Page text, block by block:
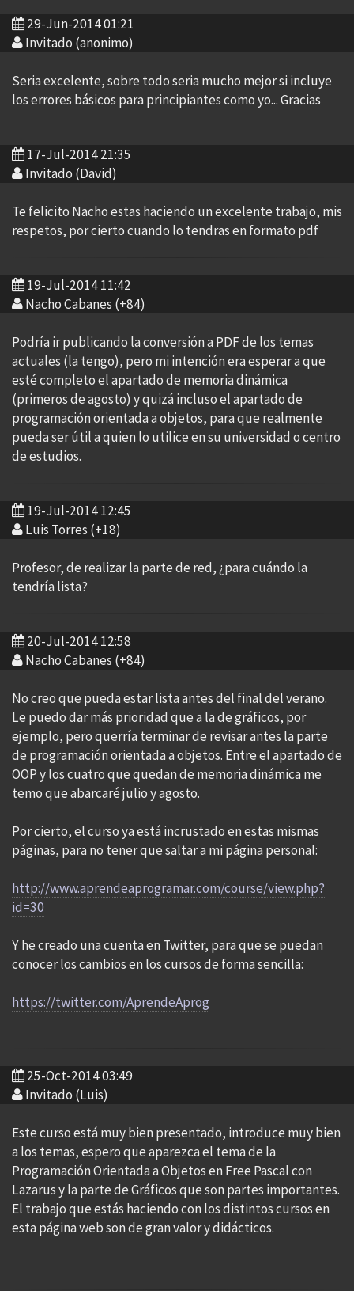
29-Jun-2014 01:21
Invitado (anonimo)
Seria excelente, sobre todo seria mucho mejor si incluye
los errores básicos para principiantes como yo... Gracias
17-Jul-2014 21:35
Invitado (David)
Te felicito Nacho estas haciendo un excelente trabajo, mis
respetos, por cierto cuando lo tendras en formato pdf
19-Jul-2014 11:42
Nacho Cabanes (+84)
Podría ir publicando la conversión a PDF de los temas
actuales (la tengo), pero mi intención era esperar a que
esté completo el apartado de memoria dinámica
(primeros de agosto) y quizá incluso el apartado de
programación orientada a objetos, para que realmente
pueda ser útil a quien lo utilice en su universidad o centro
de estudios.
19-Jul-2014 12:45
Luis Torres (+18)
Profesor, de realizar la parte de red, ¿para cuándo la
tendría lista?
20-Jul-2014 12:58
Nacho Cabanes (+84)
No creo que pueda estar lista antes del final del verano.
Le puedo dar más prioridad que a la de gráficos, por
ejemplo, pero querría terminar de revisar antes la parte
de programación orientada a objetos. Entre el apartado de
OOP y los cuatro que quedan de memoria dinámica me
temo que abarcaré julio y agosto.
Por cierto, el curso ya está incrustado en estas mismas
páginas, para no tener que saltar a mi página personal:
http://www.aprendeaprogramar.com/course/view.php?
id=30
Y he creado una cuenta en Twitter, para que se puedan
conocer los cambios en los cursos de forma sencilla:
https://twitter.com/AprendeAprog
25-Oct-2014 03:49
Invitado (Luis)
Este curso está muy bien presentado, introduce muy bien
a los temas, espero que aparezca el tema de la
Programación Orientada a Objetos en Free Pascal con
Lazarus y la parte de Gráficos que son partes importantes.
El trabajo que estás haciendo con los distintos cursos en
esta página web son de gran valor y didácticos.